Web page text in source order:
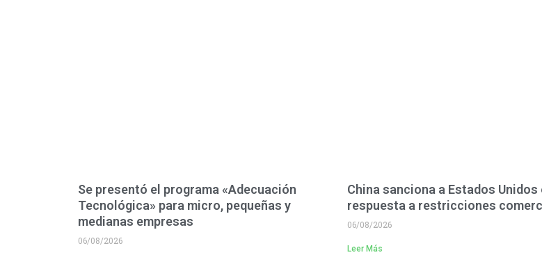
Se presentó el programa «Adecuación
Tecnológica» para micro, pequeñas y
medianas empresas
06/08/2026
China sanciona a Estados Unidos
respuesta a restricciones
06/08/2026
Leer Más